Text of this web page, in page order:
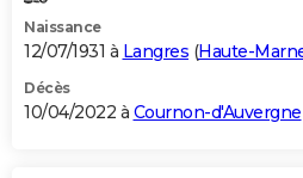
Naissance
12/07/1931 à Langres (Haute-
Décès
10/04/2022 à Cournon-d'Auvergne